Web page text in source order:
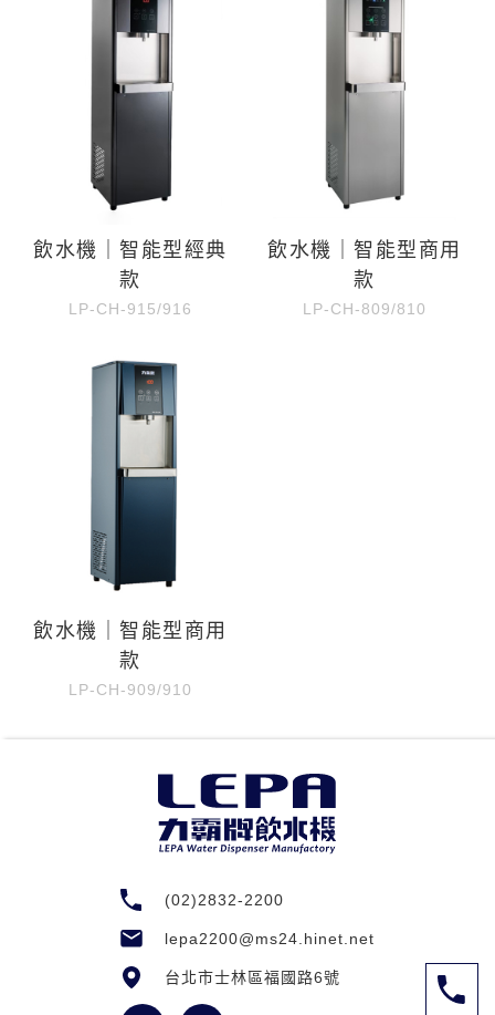
飲水機｜智能型經典
款
LP-CH-915/916
飲水機｜智能型商用
款
LP-CH-809/810
飲水機｜智能型商用
款
LP-CH-909/910
(02)2832-2200
lepa2200@ms24.hinet.net
台北市士林區福國路6號